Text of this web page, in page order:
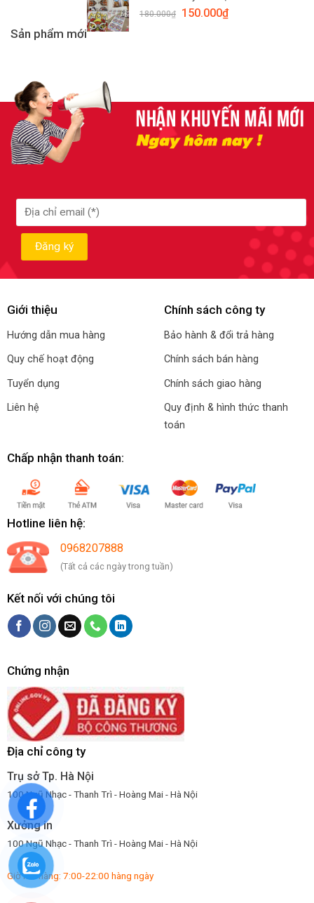
Sản phẩm mới
180.000₫ 150.000₫
Giới thiệu
Hướng dẫn mua hàng
Quy chế hoạt động
Tuyển dụng
Liên hệ
Chính sách công ty
Bảo hành & đổi trả hàng
Chính sách bán hàng
Chính sách giao hàng
Quy định & hình thức thanh
toán
Chấp nhận thanh toán:
Hotline liên hệ:
0968207888
(Tất cả các ngày trong tuần)
Kết nối với chúng tôi
Chứng nhận
Địa chỉ công ty
Trụ sở Tp. Hà Nội
100 Ngũ Nhạc - Thanh Trì - Hoàng Mai - Hà Nội
Xưởng in
100 Ngũ Nhạc - Thanh Trì - Hoàng Mai - Hà Nội
Giờ mở hàng: 7:00-22:00 hàng ngày